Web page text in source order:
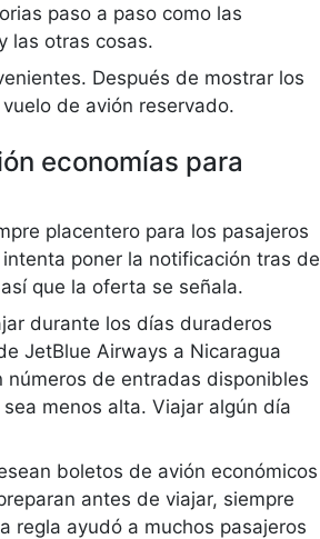
paso a paso como las
las otras cosas.
Después de mostrar los
de avión reservado.
economías para
placentero para los pasajeros
poner la notificación tras de
que la oferta se señala.
durante los días duraderos
JetBlue Airways a Nicaragua
números de entradas disponibles
menos alta. Viajar algún día
boletos de avión económicos
antes de viajar, siempre
regla ayudó a muchos pasajeros